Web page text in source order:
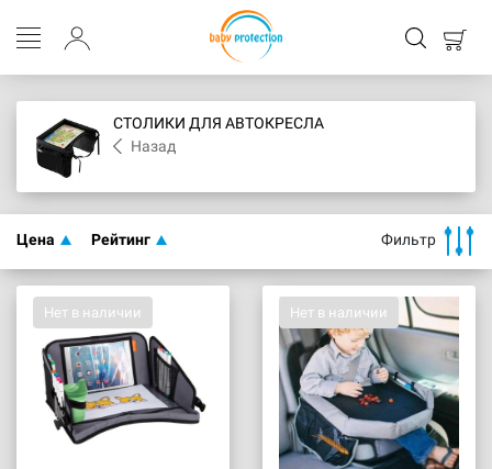
СТОЛИКИ ДЛЯ АВТОКРЕСЛА
Назад
Цена Рейтинг Фильтр
Нет в наличии Нет в наличии